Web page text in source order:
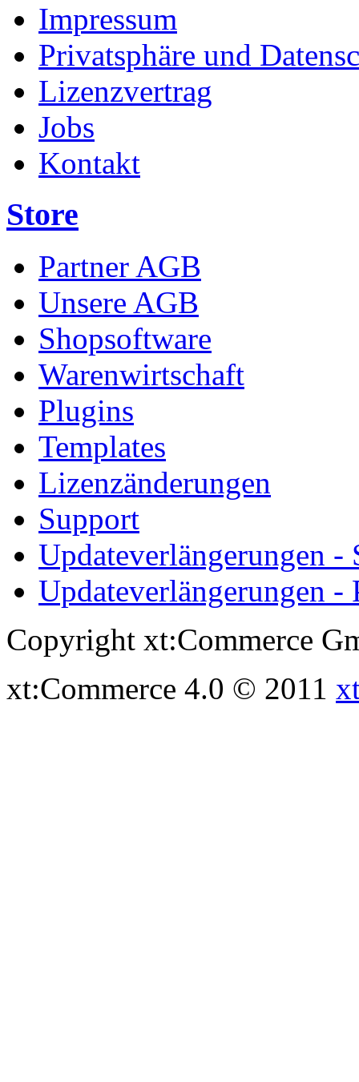
Impressum
Privatsphäre und
Lizenzvertrag
Jobs
Kontakt
Store
Partner AGB
Unsere AGB
Shopsoftware
Warenwirtschaft
Plugins
Templates
Lizenzänderungen
Support
Updateverlängerungen -
Updateverlängerungen -
Copyright xt:Commerce
xt:Commerce 4.0 © 2011